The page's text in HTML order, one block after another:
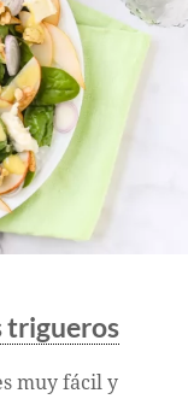
trigueros
muy fácil y